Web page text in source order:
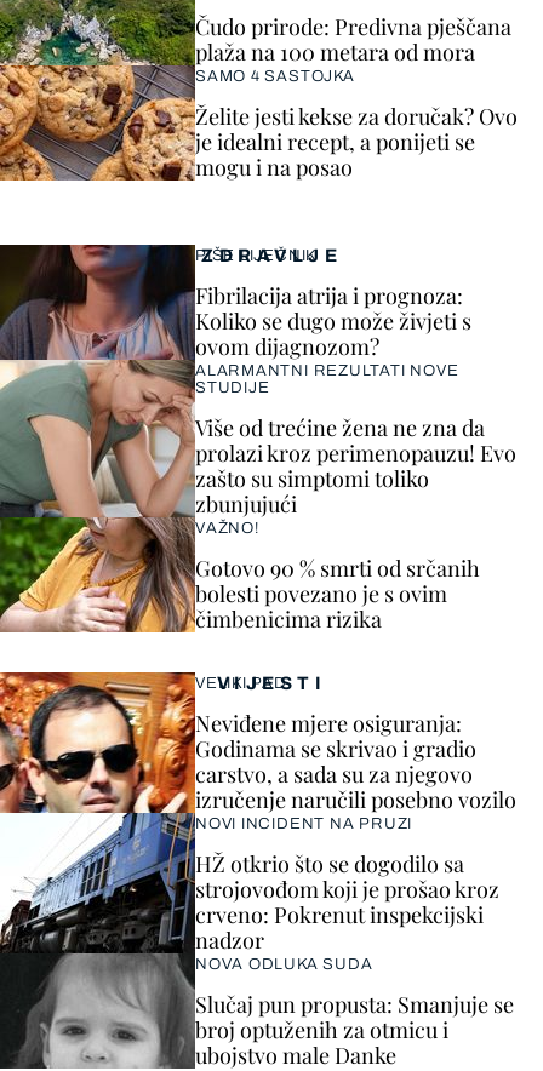
VIJESTI
VELIKI PAD
Neviđene mjere osiguranja:
Godinama se skrivao i gradio
carstvo, a sada su za njegovo
izručenje naručili posebno vozilo
NOVI INCIDENT NA PRUZI
HŽ otkrio što se dogodilo sa
strojovođom koji je prošao kroz
crveno: Pokrenut inspekcijski
nadzor
NOVA ODLUKA SUDA
Slučaj pun propusta: Smanjuje se
broj optuženih za otmicu i
ubojstvo male Danke
ZDRAVLJE
PIŠE LIJEČNIK
Fibrilacija atrija i prognoza:
Koliko se dugo može živjeti s
ovom dijagnozom?
ALARMANTNI REZULTATI NOVE
STUDIJE
Više od trećine žena ne zna da
prolazi kroz perimenopauzu! Evo
zašto su simptomi toliko
zbunjujući
VAŽNO!
Gotovo 90 % smrti od srčanih
bolesti povezano je s ovim
čimbenicima rizika
Čudo prirode: Predivna pješčana
plaža na 100 metara od mora
SAMO 4 SASTOJKA
Želite jesti kekse za doručak? Ovo
je idealni recept, a ponijeti se
mogu i na posao